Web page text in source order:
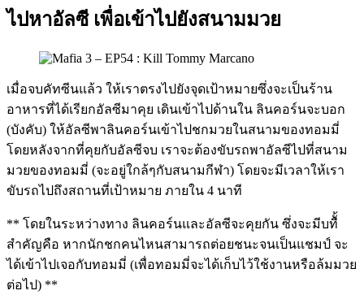
ไปหาอัลซี เพื่อเข้าไปยังสนามมวย
เมื่อจบคัทซีนแล้ว ให้เราตรงไปยังจุดเป้าหมายซึ่งจะเป็นร้าน
อาหารที่ได้เรียกอัลซีมาคุย เดินเข้าไปด้านใน ลินคอร์นจะบอก
(บังคับ) ให้อัลซีพาลินคอร์นเข้าไปชกมวยในสนามของทอมมี่
โดยหลังจากที่คุยกับอัลซีจบ เราจะต้องขับรถพาอัลซีไปที่สนาม
มวยของทอมมี่ (จะอยู่ใกล้ๆกับสนามกีฬา) โดยจะมีเวลาให้เรา
ขับรถไปถึงสถานที่เป้าหมาย ภายใน 4 นาที
** โดยในระหว่างทาง ลินคอร์นและอัลซีจะคุยกัน ซึ่งจะมีบทืั้
สำคัญคือ หากนักชกคนไหนสามารถต่อยชนะจนเป็นแชมป์ จะ
ได้เข้าไปเจอกับทอมมี่ (เพื่อทอมมี่จะได้เก็บไว้ใช้งานหรือล้มมวย
ต่อไป) **